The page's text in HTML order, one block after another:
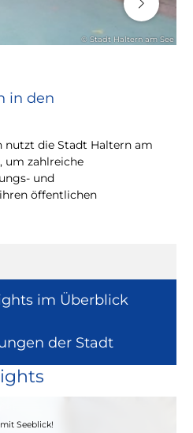
© Stadt Haltern am See
in den
nutzt die Stadt Haltern am
um zahlreiche
und
öffentlichen
im Überblick
der Stadt
Seeblick!